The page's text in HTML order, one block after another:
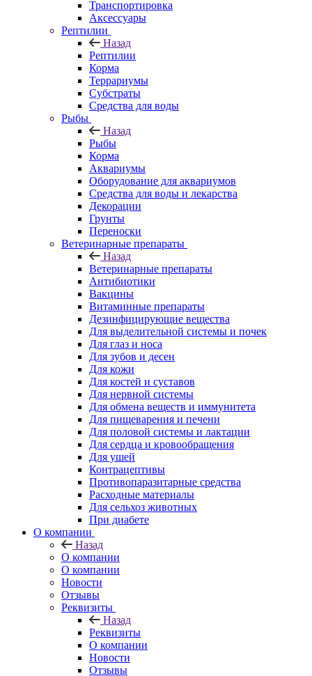
Транспортировка
Аксессуары
Рептилии
Назад
Рептилии
Корма
Террариумы
Субстраты
Средства для воды
Рыбы
Назад
Рыбы
Корма
Аквариумы
Оборудование для аквариумов
Средства для воды и лекарства
Декорации
Грунты
Переноски
Ветеринарные препараты
Назад
Ветеринарные препараты
Антибиотики
Вакцины
Витаминные препараты
Дезинфицирующие вещества
Для выделительной системы и почек
Для глаз и носа
Для зубов и десен
Для кожи
Для костей и суставов
Для нервной системы
Для обмена веществ и иммунитета
Для пищеварения и печени
Для половой системы и лактации
Для сердца и кровообращения
Для ушей
Контрацептивы
Противопаразитарные средства
Расходные материалы
Для сельхоз животных
При диабете
О компании
Назад
О компании
О компании
Новости
Отзывы
Реквизиты
Назад
Реквизиты
О компании
Новости
Отзывы